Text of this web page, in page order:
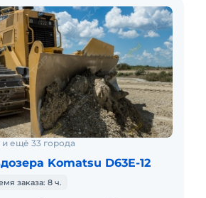
ещё 33 города
Komatsu D63E-12
заказа: 8 ч.